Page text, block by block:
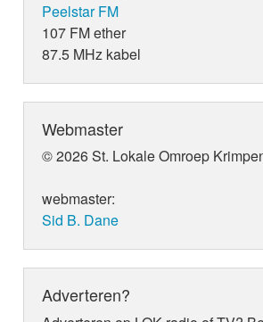
Peelstar FM
107 FM ether
87.5 MHz kabel
Webmaster
© 2026 St. Lokale Omroep
webmaster:
Sid B. Dane
Adverteren?